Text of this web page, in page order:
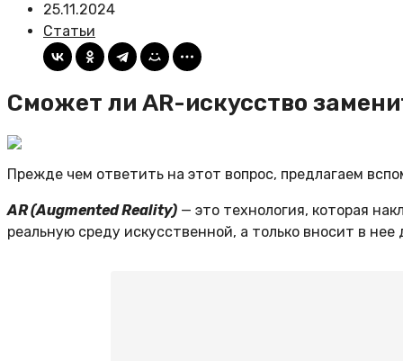
25.11.2024
Статьи
Сможет ли AR-искусство
Прежде чем ответить на этот вопрос, предлагаем
AR (Augmented Reality) — это технология, которая
реальную среду искусственной, а только вносит в